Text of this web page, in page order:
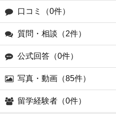
口コミ（0件）
質問・相談（2件）
公式回答（0件）
写真・動画（85件）
留学経験者（0件）